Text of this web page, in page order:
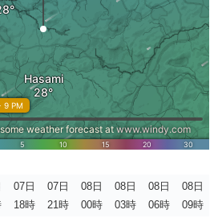
07日
18時
07日
21時
08日
00時
08日
03時
08日
06時
08日
09時